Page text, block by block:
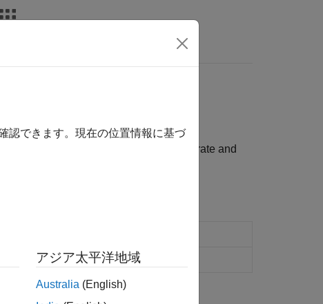
blocks. Use these functions to generate and
認できます。現在の位置情報に基づ
アジア太平洋地域
Australia (English)